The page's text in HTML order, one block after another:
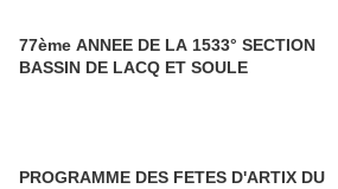
77ème ANNEE DE LA 1533° SECTION
BASSIN DE LACQ ET SOULE
PROGRAMME DES FETES D'ARTIX DU